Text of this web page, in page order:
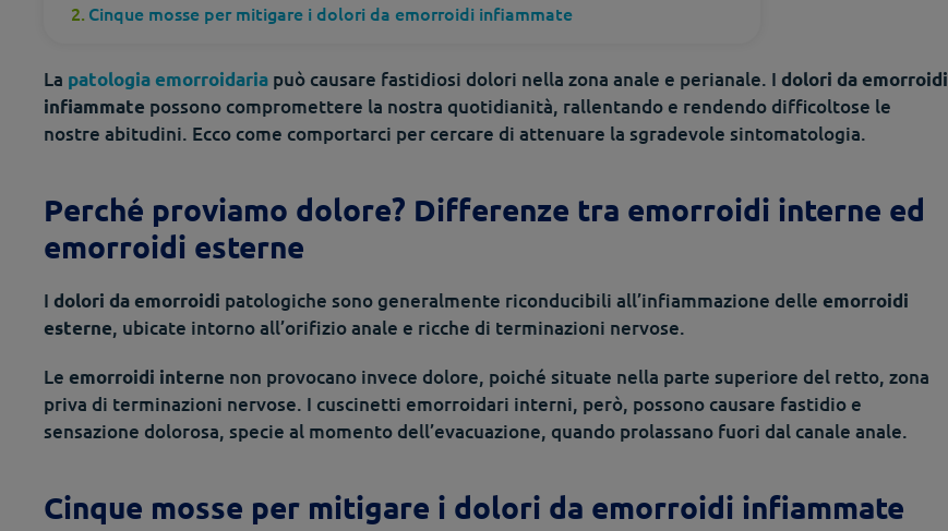
Cinque mosse per mitigare i dolori da emorroidi infiammate
La patologia emorroidaria può causare fastidiosi dolori nella zona anale e perianale. I dolori da emorroidi
infiammate possono compromettere la nostra quotidianità, rallentando e rendendo difficoltose le
nostre abitudini. Ecco come comportarci per cercare di attenuare la sgradevole sintomatologia.
Perché proviamo dolore? Differenze tra emorroidi interne ed
emorroidi esterne
I dolori da emorroidi patologiche sono generalmente riconducibili all’infiammazione delle emorroidi
esterne, ubicate intorno all’orifizio anale e ricche di terminazioni nervose.
Le emorroidi interne non provocano invece dolore, poiché situate nella parte superiore del retto, zona
priva di terminazioni nervose. I cuscinetti emorroidari interni, però, possono causare fastidio e
sensazione dolorosa, specie al momento dell’evacuazione, quando prolassano fuori dal canale anale.
Cinque mosse per mitigare i dolori da emorroidi infiammate